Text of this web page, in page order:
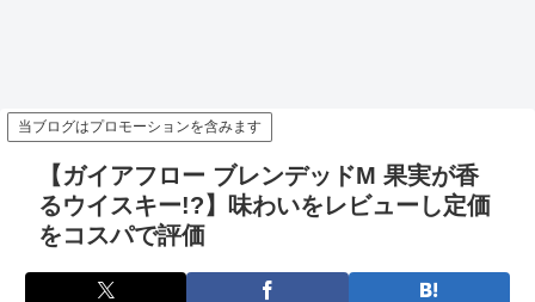
当ブログはプロモーションを含みます
【ガイアフロー ブレンデッドM 果実が香
るウイスキー!?】味わいをレビューし定価
をコスパで評価